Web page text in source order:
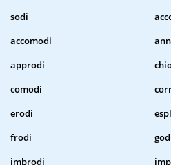
sodi
accomodi
approdi
comodi
erodi
frodi
imbrodi